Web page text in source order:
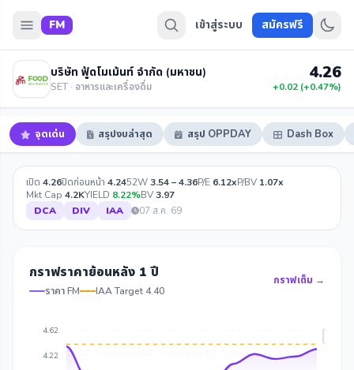
FM เข้าสู่ระบบ สมัครฟรี
บริษัท ฟู้ดโมเม้นท์ จำกัด (มหาชน)
SET · อาหารและเครื่องดื่ม
4.26
+0.02 (+0.47%)
จุดเด่น สรุปงบล่าสุด สรุป OPPDAY Dash Box
เปิด 4.26ปิดก่อนหน้า 4.2452W3.54 – 4.36P/E 6.12xP/BV 1.07x
Mkt Cap 4.2KYIELD 8.22%BV3.97
DCA
DIV IAA 07 ส.ค. 69
กราฟราคาย้อนหลัง 1 ปี
ราคา FM IAA Target 4.40
กราฟเต็ม →
4.62
4.22